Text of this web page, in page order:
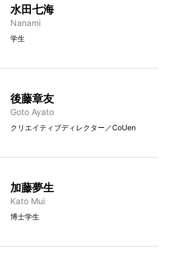
水田七海
Nanami
学生
後藤章友
Goto Ayato
クリエイティブディレクター／CoUen
加藤夢生
Kato Mui
博士学生